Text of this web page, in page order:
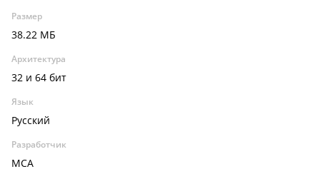
Размер
38.22 МБ
Архитектура
32 и 64 бит
Язык
Русский
Разработчик
MCA